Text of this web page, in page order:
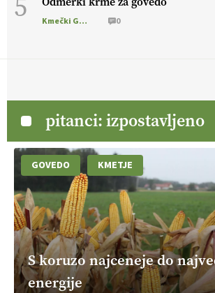
Kmečki Glas 0
pitanci: izpostavljeno
GOVEDO KMETJE
S koruzo najceneje do
energije